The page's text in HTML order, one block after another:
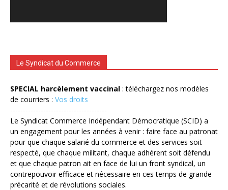
Le Syndicat du Commerce
SPECIAL harcèlement vaccinal : téléchargez nos modèles
de courriers : Vos droits
--------------------------------------
Le Syndicat Commerce Indépendant Démocratique (SCID) a
un engagement pour les années à venir : faire face au patronat
pour que chaque salarié du commerce et des services soit
respecté, que chaque militant, chaque adhérent soit défendu
et que chaque patron ait en face de lui un front syndical, un
contrepouvoir efficace et nécessaire en ces temps de grande
précarité et de révolutions sociales.